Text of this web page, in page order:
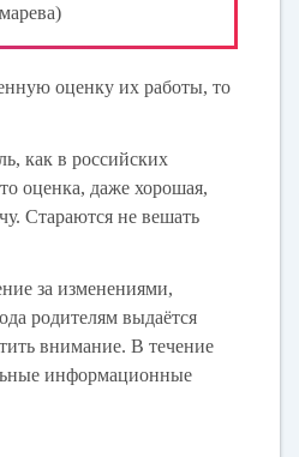
оценку их работы, то
как в российских
оценка, даже хорошая,
Стараются не вешать
за изменениями,
родителям выдаётся
внимание. В течение
информационные